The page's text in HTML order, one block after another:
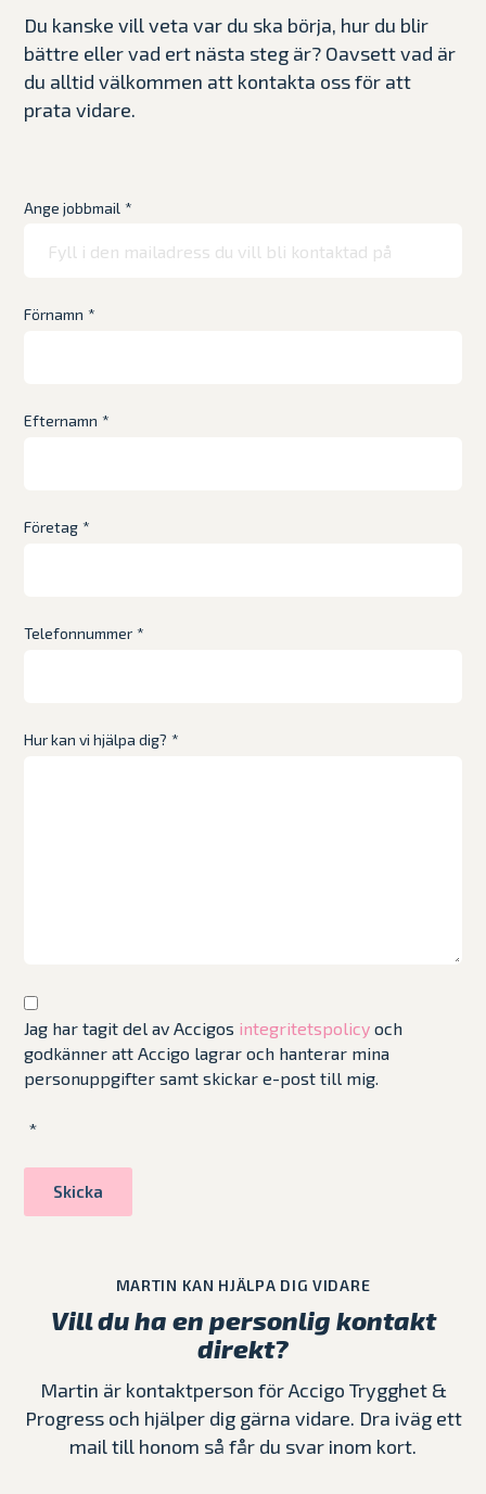
Du kanske vill veta var du ska börja, hur du blir
bättre eller vad ert nästa steg är? Oavsett vad är
du alltid välkommen att kontakta oss för att
prata vidare.
Ange jobbmail *
Förnamn *
Efternamn *
Företag *
Telefonnummer *
Hur kan vi hjälpa dig? *
Jag har tagit del av Accigos integritetspolicy och
godkänner att Accigo lagrar och hanterar mina
personuppgifter samt skickar e-post till mig.
*
MARTIN KAN HJÄLPA DIG VIDARE
Vill du ha en personlig kontakt
direkt?
Martin är kontaktperson för Accigo Trygghet &
Progress och hjälper dig gärna vidare. Dra iväg ett
mail till honom så får du svar inom kort.